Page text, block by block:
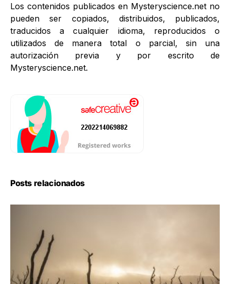
Los contenidos publicados en Mysteryscience.net no
pueden ser copiados, distribuidos, publicados,
traducidos a cualquier idioma, reproducidos o
utilizados de manera total o parcial, sin una
autorización previa y por escrito de
Mysteryscience.net.
Posts relacionados